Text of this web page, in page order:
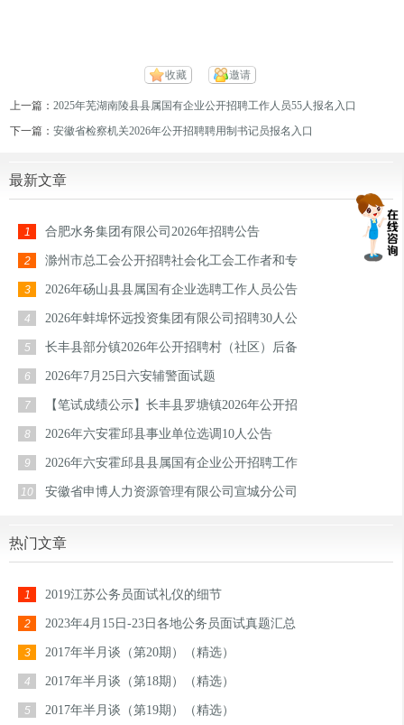
收藏 邀请
上一篇：2025年芜湖南陵县县属国有企业公开招聘工作人员55人报名入口
下一篇：安徽省检察机关2026年公开招聘聘用制书记员报名入口
最新文章
1 合肥水务集团有限公司2026年招聘公告
2 滁州市总工会公开招聘社会化工会工作者和专
3 2026年砀山县县属国有企业选聘工作人员公告
4 2026年蚌埠怀远投资集团有限公司招聘30人公
5 长丰县部分镇2026年公开招聘村（社区）后备
6 2026年7月25日六安辅警面试题
7 【笔试成绩公示】长丰县罗塘镇2026年公开招
8 2026年六安霍邱县事业单位选调10人公告
9 2026年六安霍邱县县属国有企业公开招聘工作
10 安徽省申博人力资源管理有限公司宣城分公司
热门文章
1 2019江苏公务员面试礼仪的细节
2 2023年4月15日-23日各地公务员面试真题汇总
3 2017年半月谈（第20期）（精选）
4 2017年半月谈（第18期）（精选）
5 2017年半月谈（第19期）（精选）